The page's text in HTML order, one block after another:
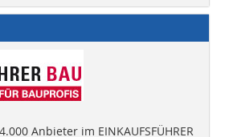
Anbieter im EINKAUFSFÜHRER